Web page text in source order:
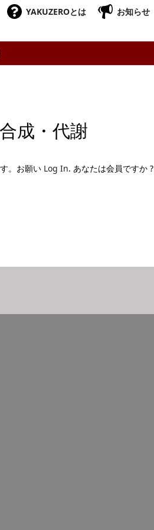
YAKUZEROとは お知らせ
成・代謝
。お願い Log In. あなたは会員ですか ?